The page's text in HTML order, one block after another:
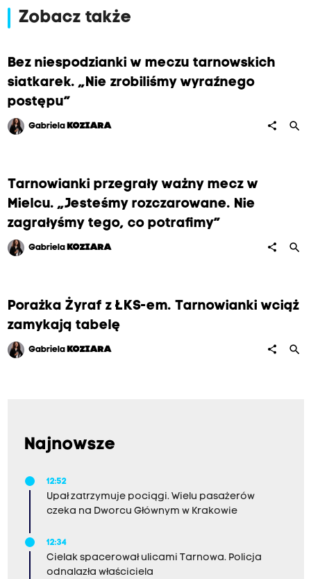
Zobacz także
Bez niespodzianki w meczu tarnowskich
siatkarek. „Nie zrobiliśmy wyraźnego
postępu”
Gabriela KOZIARA share search
Tarnowianki przegrały ważny mecz w
Mielcu. „Jesteśmy rozczarowane. Nie
zagrałyśmy tego, co potrafimy”
Gabriela KOZIARA share search
Porażka Żyraf z ŁKS-em. Tarnowianki wciąż
zamykają tabelę
Gabriela KOZIARA share search
Najnowsze
12:52
Upał zatrzymuje pociągi. Wielu pasażerów
czeka na Dworcu Głównym w Krakowie
12:34
Cielak spacerował ulicami Tarnowa. Policja
odnalazła właściciela